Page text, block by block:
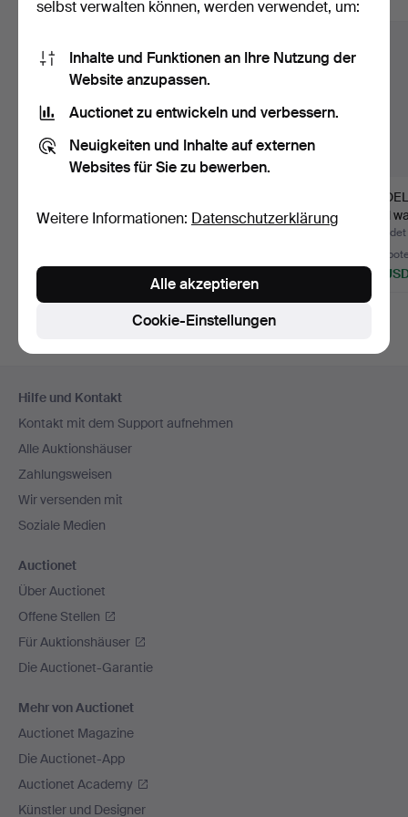
sowie Mütze,
58 USD
BAJONETTE, 3 Teile.
"Civil
1857".
3
116
Navigation
Hilfe und Kontakt
Kontakt mit dem Support aufnehmen
Alle Auktionshäuser
Zahlungsweisen
Wir versenden mit
Soziale Medien
Auctionet
Über Auctionet
Offene Stellen
Für Auktionshäuser
Die Auctionet-Garantie
Mehr von Auctionet
Auctionet Magazine
Die Auctionet-App
Auctionet Academy
Künstler und Designer
selbst verwalten können, werden verwendet, um:
Inhalte und Funktionen an Ihre Nutzung der
Website anzupassen.
Auctionet zu entwickeln und verbessern.
Neuigkeiten und Inhalte auf externen
Websites für Sie zu bewerben.
Weitere Informationen: Datenschutzerklärung
Cookie-Einstellungen
Alle akzeptieren